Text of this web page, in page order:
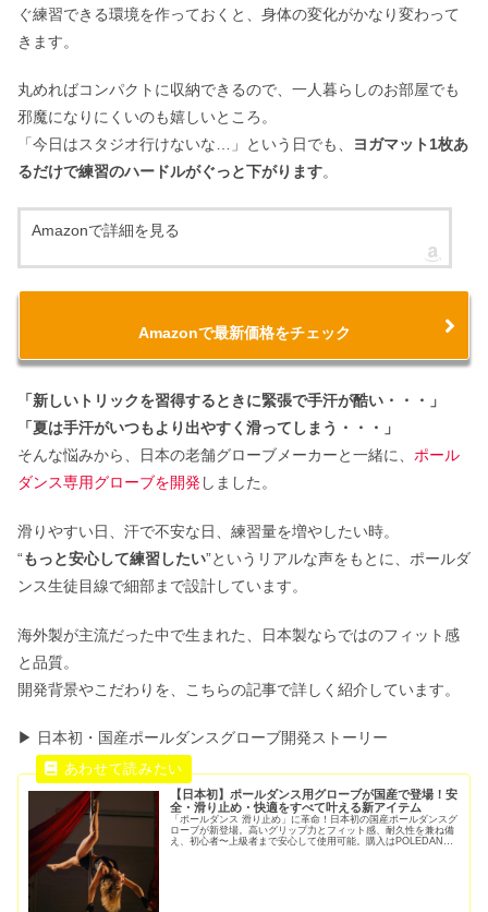
ぐ練習できる環境を作っておくと、身体の変化がかなり変わって
きます。
丸めればコンパクトに収納できるので、一人暮らしのお部屋でも
邪魔になりにくいのも嬉しいところ。
「今日はスタジオ行けないな…」という日でも、
ヨガマット1枚あ
るだけで練習のハードルがぐっと下がります。
Amazonで詳細を見る
Amazonで最新価格をチェック
「新しいトリックを習得するときに緊張で手汗が酷い・・・」
「夏は手汗がいつもより出やすく滑ってしまう・・・」
そんな悩みから、日本の老舗グローブメーカーと一緒に、 ポール
ダンス専用グローブを開発 しました。
滑りやすい日、汗で不安な日、練習量を増やしたい時。
“もっと安心して練習したい”というリアルな声をもとに、ポールダ
ンス生徒目線で細部まで設計しています。
海外製が主流だった中で生まれた、日本製ならではのフィット感
と品質。
開発背景やこだわりを、こちらの記事で詳しく紹介しています。
▶ 日本初・国産ポールダンスグローブ開発ストーリー
【日本初】ポールダンス用グローブが国産で登場！安
全・滑り止め・快適をすべて叶える新アイテム
「ポールダンス 滑り止め」に革命！日本初の国産ポールダンスグ
ローブが新登場。高いグリップ力とフィット感、耐久性を兼ね備
え、初心者〜上級者まで安心して使用可能。購入はPOLEDANCE